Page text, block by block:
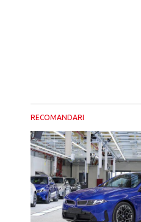
RECOMANDARI